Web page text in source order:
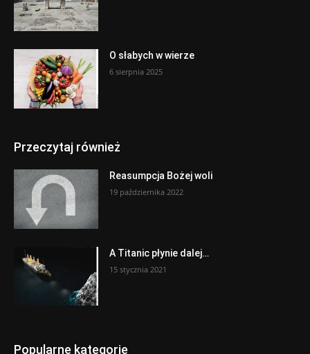
O słabych w wierze
6 sierpnia 2025
Przeczytaj również
Reasumpcja Bożej woli
19 października 2022
A Titanic płynie dalej…
15 stycznia 2021
Popularne kategorie